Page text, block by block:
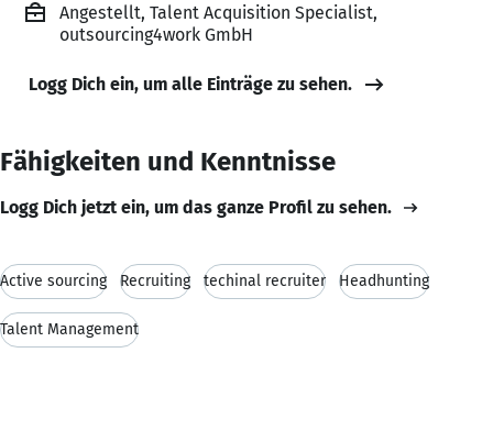
Angestellt, Talent Acquisition Specialist,
outsourcing4work GmbH
Logg Dich ein, um alle Einträge zu sehen.
Fähigkeiten und Kenntnisse
Logg Dich jetzt ein, um das ganze Profil zu sehen.
Active sourcing Recruiting techinal recruiter Headhunting
Talent Management